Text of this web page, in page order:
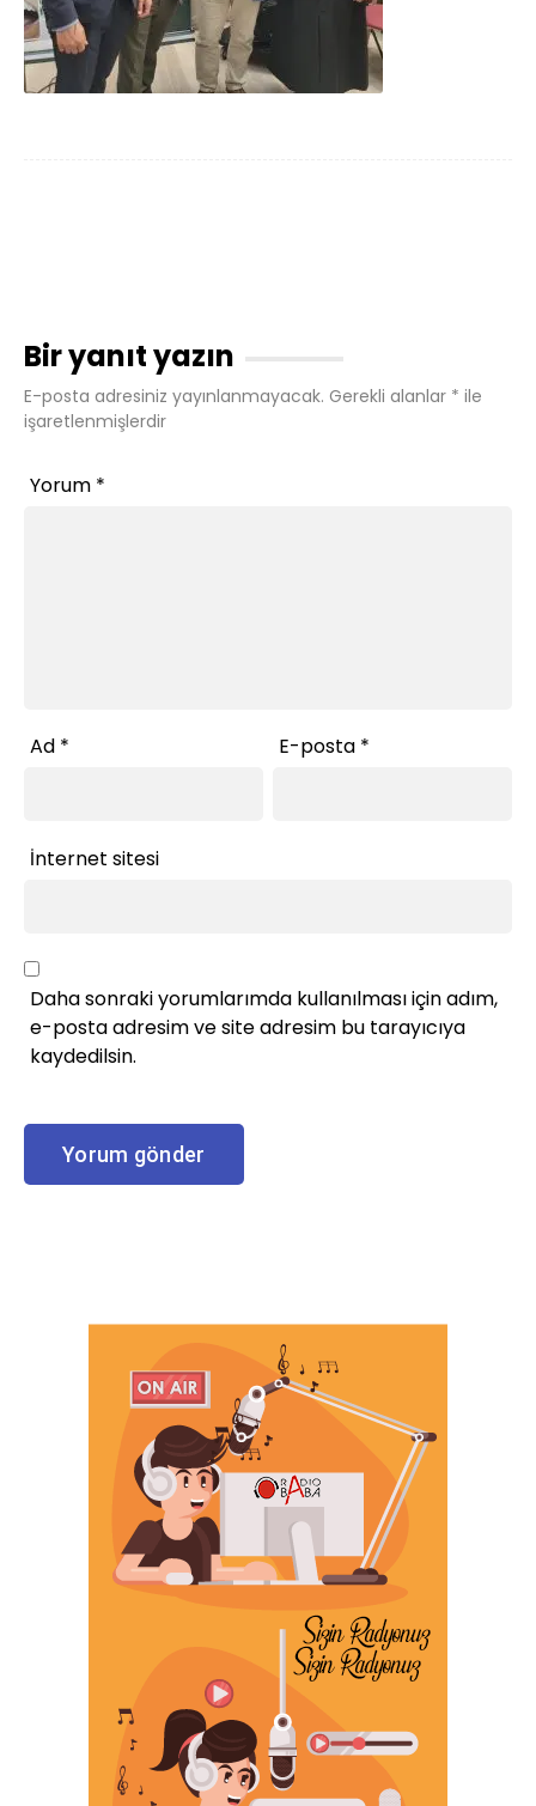
Bir yanıt yazın
E-posta adresiniz yayınlanmayacak. Gerekli alanlar * ile
işaretlenmişlerdir
Yorum *
Ad * E-posta *
İnternet sitesi
Daha sonraki yorumlarımda kullanılması için adım,
e-posta adresim ve site adresim bu tarayıcıya
kaydedilsin.